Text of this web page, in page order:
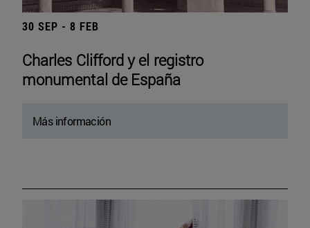
30 SEP - 8 FEB
Charles Clifford y el registro
monumental de España
Más información